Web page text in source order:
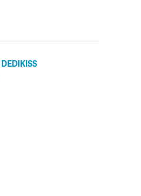
DEDIKISS